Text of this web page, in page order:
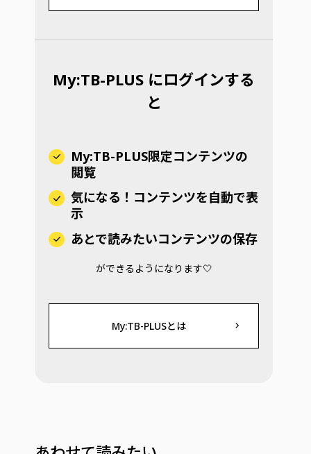
My:TB-PLUS にログインする
と
My:TB-PLUS限定コンテンツの
閲覧
気になる！コンテンツを自動で表
示
あとで読みたいコンテンツの保存
ができるようになります🤍
My:TB-PLUSとは